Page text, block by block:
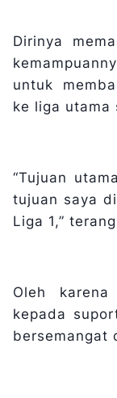
Dirinya
untuk
ke liga utama
“Tujuan
tujuan saya
Liga 1,”
Oleh
kepada
bersemangat